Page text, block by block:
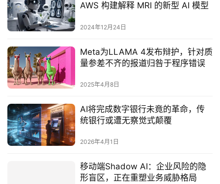
AWS 构建解释 MRI 的新型 AI 模型
2024年12月24日
Meta为LLAMA 4发布辩护，针对质
量参差不齐的报道归咎于程序错误
2025年4月8日
AI将完成数字银行未竟的革命，传
统银行或遭无察觉式颠覆
2026年4月1日
移动端Shadow AI：企业风险的隐
形盲区，正在重塑业务威胁格局